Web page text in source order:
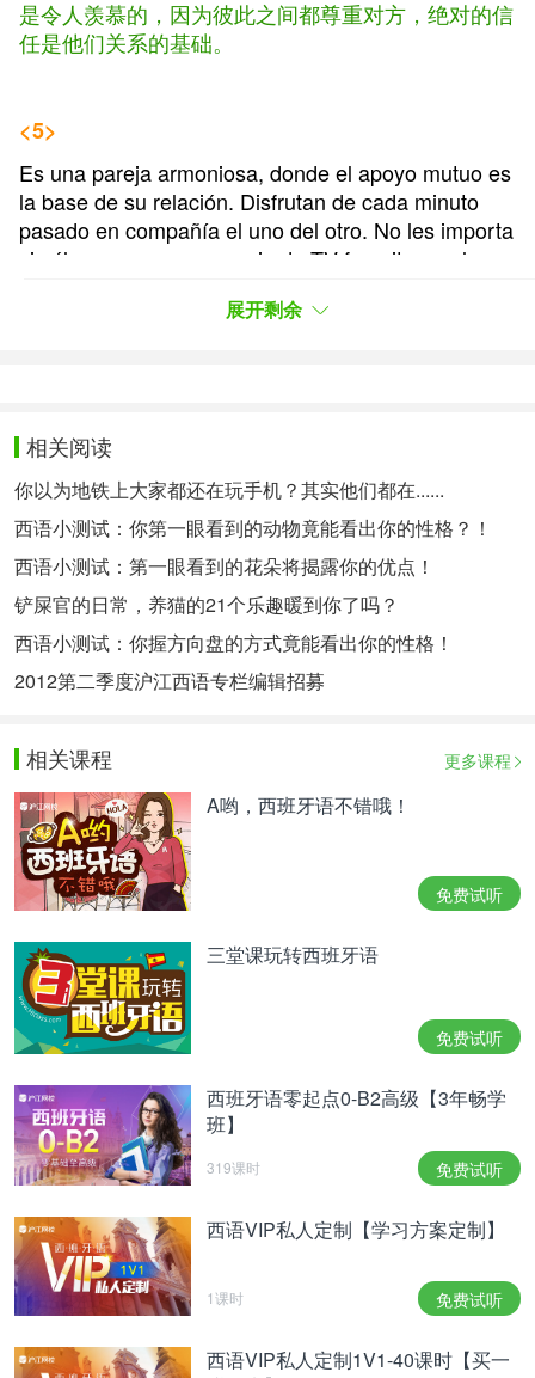
是令人羡慕的，因为彼此之间都尊重对方，绝对的信
任是他们关系的基础。
<5>
Es una pareja armoniosa, donde el apoyo mutuo es
la base de su relación. Disfrutan de cada minuto
pasado en compañía el uno del otro. No les importa
si sólo es para ver su serie de TV favorita en el
这是非常和谐的一对，相互扶持是这段关系的基础。
<6>
No acostumbran a exponer sus sentimientos.
Ambos respetan los límites personales e intereses
del otro. Y en el fondo los dos son unos románticos
empedernidos.
他们不习惯将彼此间的感情表露出来。双方都尊重对
方的个人界限和兴趣。私下里两人都是极度的浪漫主
<7>
Tienen muchas selfies en pareja, tomadas con un
gusto impecable. Tienden a mostrar su afecto en
público. Y todos sus amigos creen que son una
pareja bonita. Comparten muchos intereses en
común, así que jamás se aburrirán el uno del otro.
他们有很多情侣自拍照，拍摄得完美无缺。往往会公
开表达爱意。所有朋友都认为他们是甜蜜养眼的一
对。有许多共同的兴趣爱好，因此他们永远不会彼此
厌倦。
未经允许，请勿转载！
展开剩余
相关阅读
你以为地铁上大家都还在玩手机？其实他们都在......
西语小测试：你第一眼看到的动物竟能看出你的性格？！
西语小测试：第一眼看到的花朵将揭露你的优点！
铲屎官的日常，养猫的21个乐趣暖到你了吗？
西语小测试：你握方向盘的方式竟能看出你的性格！
2012第二季度沪江西语专栏编辑招募
相关课程 更多课程
A哟，西班牙语不错哦！
免费试听
三堂课玩转西班牙语
免费试听
西班牙语零起点0-B2高级【3年畅学
班】
319课时 免费试听
西语VIP私人定制【学习方案定制】
1课时 免费试听
西语VIP私人定制1V1-40课时【买一